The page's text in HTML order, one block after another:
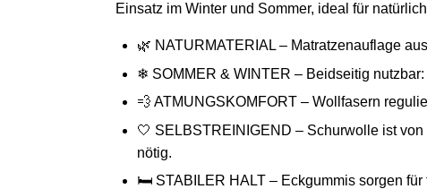
Einsatz im Winter und Sommer, ideal für
🌿 NATURMATERIAL – Matratzenauflage
❄ SOMMER & WINTER – Beidseitig
💨 ATMUNGSKOMFORT – Wollfasern
🤍 SELBSTREINIGEND – Schurwolle ist
nötig.
🛏 STABILER HALT – Eckgummis sorgen für